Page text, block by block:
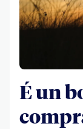
É un